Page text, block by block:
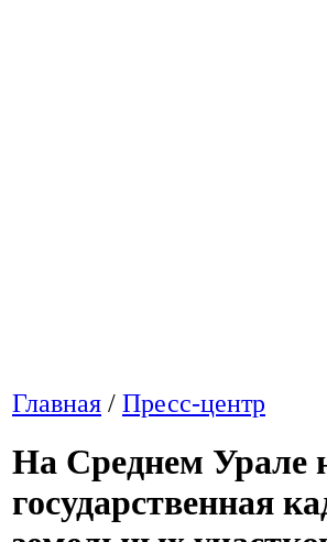
Главная / Пресс-центр
На Среднем Урале
государственная